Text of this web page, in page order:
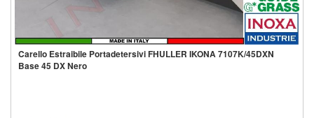
Carello Estraibile Portadetersivi FHULLER IKONA 7107K/45DXN
Base 45 DX Nero